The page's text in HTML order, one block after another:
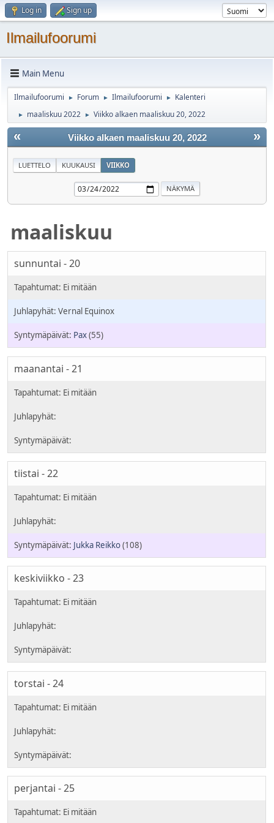
Log in Sign up
Ilmailufoorumi
Main Menu
Ilmailufoorumi ► Forum ► Ilmailufoorumi ► Kalenteri
► maaliskuu 2022 ► Viikko alkaen maaliskuu 20, 2022
« »
Viikko alkaen maaliskuu 20, 2022
LUETTELO KUUKAUSI VIIKKO
maaliskuu
sunnuntai - 20
Vernal Equinox
Pax(55)
maanantai - 21
tiistai - 22
Jukka Reikko(108)
keskiviikko - 23
torstai - 24
perjantai - 25